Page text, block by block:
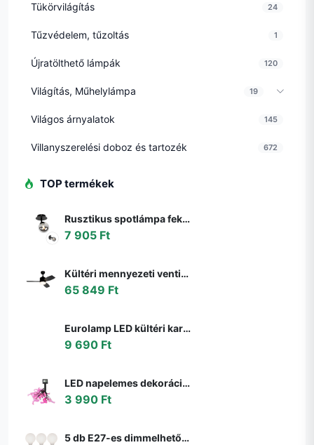
Tükörvilágítás 24
Tűzvédelem, tűzoltás 1
Újratölthető lámpák 120
Világítás, Műhelylámpa 19
Világos árnyalatok 145
Villanyszerelési doboz és tartozék 672
TOP termékek
Rusztikus spotlámpa fekete állítható füstüveggel - Athén
7 905 Ft
Kültéri mennyezeti ventilátor fekete 91,3 cm LED-del, fényerőszabályzóval, távirányítóval IP44 - Toledo
65 849 Ft
Eurolamp LED kültéri karácsonyi fényfüzér LINE 500 LED 17,9 m IP44 többszínű 600
9 690 Ft
LED napelemes dekorációs lánc 10xLED/1,2V 300mAh 3,8m IP44 flamingó 311535
3 990 Ft
5 db E27-es dimmelhető LED izzó G95 matt 4W 430lm 2200-4000K szett